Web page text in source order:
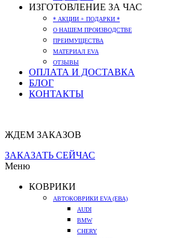
ИЗГОТОВЛЕНИЕ ЗА ЧАС
* АКЦИИ + ПОДАРКИ *
О НАШЕМ ПРОИЗВОДСТВЕ
ПРЕИМУЩЕСТВА
МАТЕРИАЛ EVA
ОТЗЫВЫ
ОПЛАТА И ДОСТАВКА
БЛОГ
КОНТАКТЫ
ЖДЕМ ЗАКАЗОВ
ЗАКАЗАТЬ СЕЙЧАС
Меню
КОВРИКИ
АВТОКОВРИКИ EVA (ЕВА)
AUDI
BMW
CHERY